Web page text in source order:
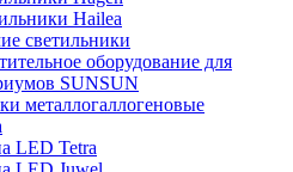
Hailea
светильники
оборудование для
SUNSUN
металлогаллогеновые
LED Tetra